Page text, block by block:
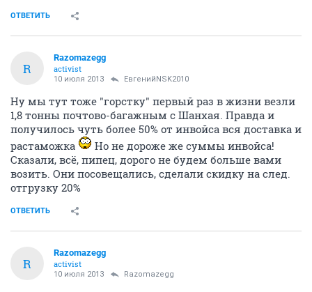
ОТВЕТИТЬ
R
Razomazegg
activist
10 июля 2013 ЕвгенийNSK2010
Ну мы тут тоже "горстку" первый раз в жизни везли
1,8 тонны почтово-багажным с Шанхая. Правда и
получилось чуть более 50% от инвойса вся доставка и
растаможка
Но не дороже же суммы инвойса!
Сказали, всё, пипец, дорого не будем больше вами
возить. Они посовещались, сделали скидку на след.
отгрузку 20%
ОТВЕТИТЬ
R
Razomazegg
activist
10 июля 2013 Razomazegg